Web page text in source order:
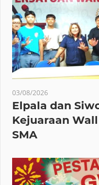
03/08/2026
Elpala dan
Kejuaraan
SMA